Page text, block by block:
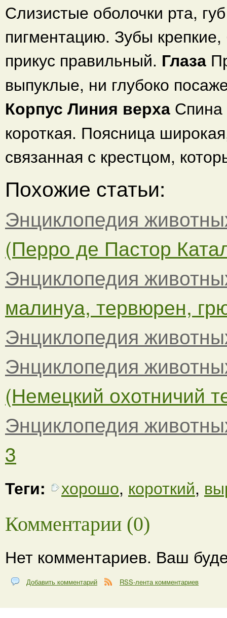
Слизистые оболочки рта,
пигментацию. Зубы
прикус правильный. Глаза
выпуклые, ни глубоко
Корпус Линия верха Спина
короткая. Поясница
связанная с крестцом,
Похожие статьи:
Энциклопедия
(Перро де Пастор
Энциклопедия
малинуа, тервюрен,
Энциклопедия
Энциклопедия
(Немецкий охотничий
Энциклопедия
3
Теги: хорошо, короткий,
Комментарии (0)
Нет комментариев. Ваш
Добавить комментарий RSS-лента комментариев